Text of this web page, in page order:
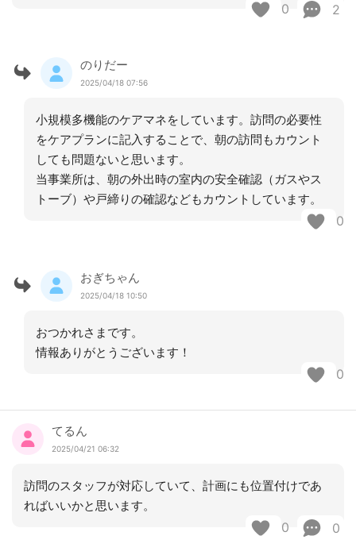
0 2
のりだー
2025/04/18 07:56
小規模多機能のケアマネをしています。訪問の必要性
をケアプランに記入することで、朝の訪問もカウント
しても問題ないと思います。
当事業所は、朝の外出時の室内の安全確認（ガスやス
トーブ）や戸締りの確認などもカウントしています。
0
おぎちゃん
2025/04/18 10:50
おつかれさまです。
情報ありがとうございます！
0
てるん
2025/04/21 06:32
訪問のスタッフが対応していて、計画にも位置付けであ
ればいいかと思います。
0 0